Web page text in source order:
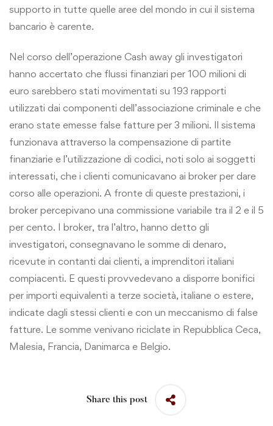
supporto in tutte quelle aree del mondo in cui il sistema
bancario è carente.
Nel corso dell’operazione Cash away gli investigatori
hanno accertato che flussi finanziari per 100 milioni di
euro sarebbero stati movimentati su 193 rapporti
utilizzati dai componenti dell’associazione criminale e che
erano state emesse false fatture per 3 milioni. Il sistema
funzionava attraverso la compensazione di partite
finanziarie e l’utilizzazione di codici, noti solo ai soggetti
interessati, che i clienti comunicavano ai broker per dare
corso alle operazioni. A fronte di queste prestazioni, i
broker percepivano una commissione variabile tra il 2 e il 5
per cento. I broker, tra l’altro, hanno detto gli
investigatori, consegnavano le somme di denaro,
ricevute in contanti dai clienti, a imprenditori italiani
compiacenti. E questi provvedevano a disporre bonifici
per importi equivalenti a terze società, italiane o estere,
indicate dagli stessi clienti e con un meccanismo di false
fatture. Le somme venivano riciclate in Repubblica Ceca,
Malesia, Francia, Danimarca e Belgio.
Share this post